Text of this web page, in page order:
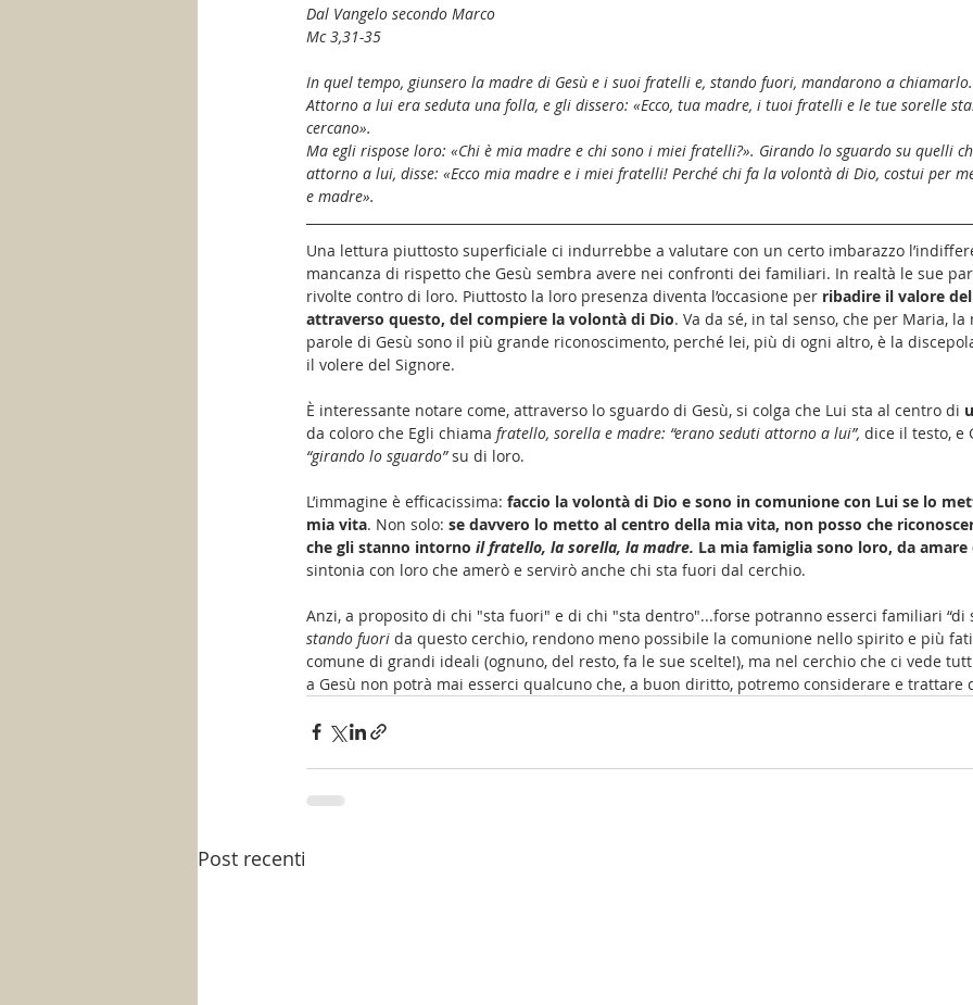
Dal Vangelo secondo Marco
Mc 3,31-35
In quel tempo, giunsero la madre di Gesù e i suoi fratelli e, stando fuori, mandarono a chiamarlo.
Attorno a lui era seduta una folla, e gli dissero: «Ecco, tua madre, i tuoi fratelli e le tue sorelle
cercano».
Ma egli rispose loro: «Chi è mia madre e chi sono i miei fratelli?». Girando lo sguardo su quelli
attorno a lui, disse: «Ecco mia madre e i miei fratelli! Perché chi fa la volontà di Dio, costui per
e madre».
Una lettura piuttosto superficiale ci indurrebbe a valutare con un certo imbarazzo
mancanza di rispetto che Gesù sembra avere nei confronti dei familiari. In realtà le sue
rivolte contro di loro. Piuttosto la loro presenza diventa l’occasione per ribadire il valore
attraverso questo, del compiere la volontà di Dio. Va da sé, in tal senso, che per Maria,
parole di Gesù sono il più grande riconoscimento, perché lei, più di ogni altro, è la
il volere del Signore.
È interessante notare come, attraverso lo sguardo di Gesù, si colga che Lui sta al centro di
da coloro che Egli chiama fratello, sorella e madre: “erano seduti attorno a lui”, dice il testo, e
“girando lo sguardo” su di loro.
L’immagine è efficacissima: faccio la volontà di Dio e sono in comunione con Lui se lo
mia vita. Non solo: se davvero lo metto al centro della mia vita, non posso che
che gli stanno intorno il fratello, la sorella, la madre. La mia famiglia sono loro, da amare
sintonia con loro che amerò e servirò anche chi sta fuori dal cerchio.
Anzi, a proposito di chi "sta fuori" e di chi "sta dentro"...forse potranno esserci familiari “di
stando fuori da questo cerchio, rendono meno possibile la comunione nello spirito e più
comune di grandi ideali (ognuno, del resto, fa le sue scelte!), ma nel cerchio che ci vede
a Gesù non potrà mai esserci qualcuno che, a buon diritto, potremo considerare e trattare
Post recenti